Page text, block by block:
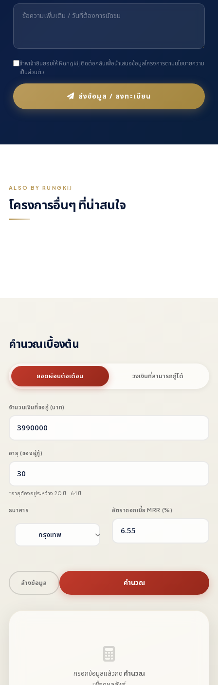
ข้าพเจ้ายินยอมให้ Rungkij ติดต่อกลับเพื่อนำเสนอข้อมูลโครงการตามนโยบายความ
เป็นส่วนตัว
ส่งข้อมูล / ลงทะเบียน
ALSO BY RUNGKIJ
โครงการอื่นๆ ที่น่าสนใจ
บ้านเดี่ยว
คำนวณเบื้องต้น
ยอดผ่อนต่อเดือน วงเงินที่สามารถกู้ได้
จำนวนเงินที่ขอกู้ (บาท)
อายุ (ของผู้กู้)
*อายุต้องอยู่ระหว่าง 20 ปี - 64 ปี
ธนาคาร อัตราดอกเบี้ย MRR (%)
ล้างข้อมูล คำนวณ
กรอกข้อมูลแล้วกด คำนวณ